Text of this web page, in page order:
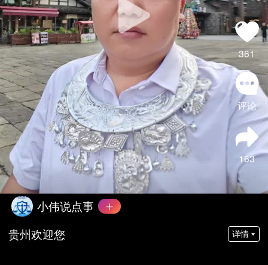
361
评论
163
小伟说点事
贵州欢迎您
详情